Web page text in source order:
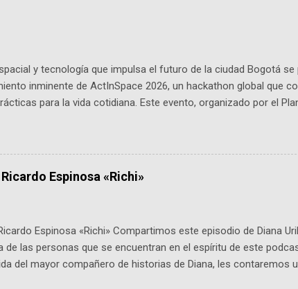
y tecnología que impulsa el futuro de la ciudad Bogotá
inminente de ActInSpace 2026, un hackathon global que
para la vida cotidiana. Este evento, organizado por el
es ActInSpace y por qué importa en Bogotá ActInSpace es
tienen 24 horas para idear startups basadas en
con un evento gratuito el 30 de enero a las 10:00 a. m. en el
Espinosa «Richi»
Espinosa «Richi» Compartimos este episodio de Diana
de las personas que se encuentran en el espíritu de este
del mayor compañero de historias de Diana, les contaremos